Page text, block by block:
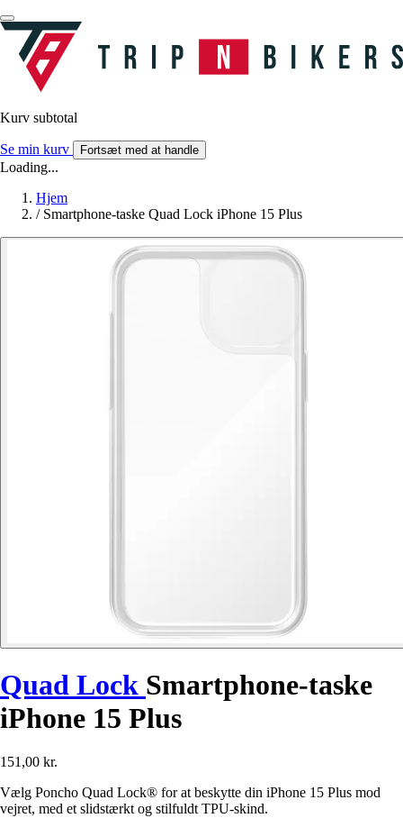
Kurv subtotal
Se min kurv Fortsæt med at handle
Loading...
Hjem
/ Smartphone-taske Quad Lock iPhone 15 Plus
Quad Lock Smartphone-taske
iPhone 15 Plus
151,00 kr.
Vælg Poncho Quad Lock® for at beskytte din iPhone 15 Plus mod
vejret, med et slidstærkt og stilfuldt TPU-skind.